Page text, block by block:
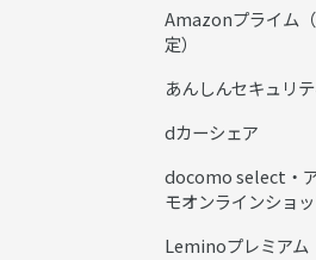
Amazonプライム
定）
あんしんセキュリテ
dカーシェア
docomo select・
モオンラインショッ
Leminoプレミアム